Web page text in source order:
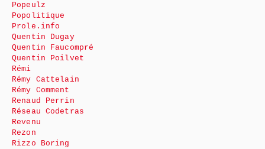
Popeulz
Popolitique
Prole.info
Quentin Dugay
Quentin Faucompré
Quentin Poilvet
Rémi
Rémy Cattelain
Rémy Comment
Renaud Perrin
Réseau Codetras
Revenu
Rezon
Rizzo Boring